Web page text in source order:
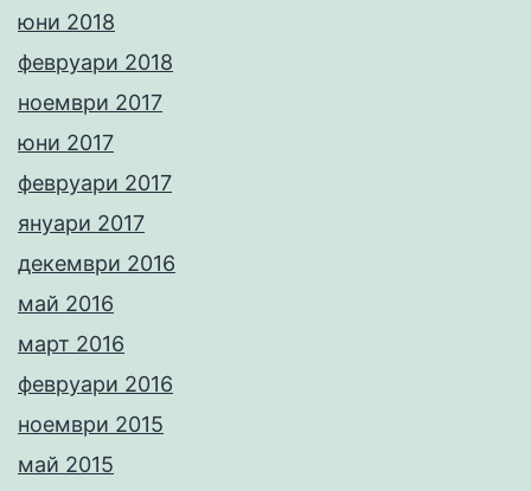
юни 2018
февруари 2018
ноември 2017
юни 2017
февруари 2017
януари 2017
декември 2016
май 2016
март 2016
февруари 2016
ноември 2015
май 2015